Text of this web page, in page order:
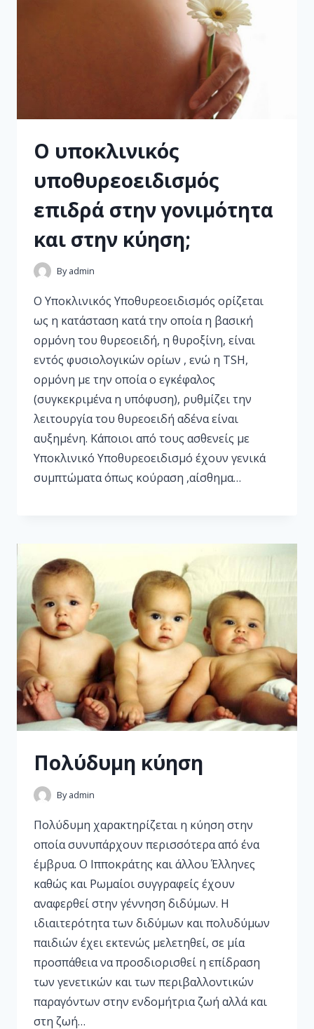
Ο υποκλινικός
υποθυρεοειδισμός
επιδρά στην γονιμότητα
και στην κύηση;
By admin
Ο Υποκλινικός Υποθυρεοειδισμός ορίζεται
ως η κατάσταση κατά την οποία η βασική
ορμόνη του θυρεοειδή, η θυροξίνη, είναι
εντός φυσιολογικών ορίων , ενώ η TSH,
ορμόνη με την οποία ο εγκέφαλος
(συγκεκριμένα η υπόφυση), ρυθμίζει την
λειτουργία του θυρεοειδή αδένα είναι
αυξημένη. Κάποιοι από τους ασθενείς με
Υποκλινικό Υποθυρεοειδισμό έχουν γενικά
συμπτώματα όπως κούραση ,αίσθημα…
Πολύδυμη κύηση
By admin
Πολύδυμη χαρακτηρίζεται η κύηση στην
οποία συνυπάρχουν περισσότερα από ένα
έμβρυα. Ο Ιπποκράτης και άλλου Έλληνες
καθώς και Ρωμαίοι συγγραφείς έχουν
αναφερθεί στην γέννηση διδύμων. Η
ιδιαιτερότητα των διδύμων και πολυδύμων
παιδιών έχει εκτενώς μελετηθεί, σε μία
προσπάθεια να προσδιορισθεί η επίδραση
των γενετικών και των περιβαλλοντικών
παραγόντων στην ενδομήτρια ζωή αλλά και
στη ζωή…